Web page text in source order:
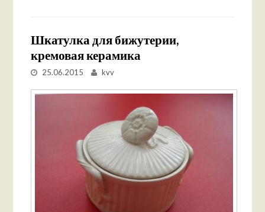
Шкатулка для бижутерии,
кремовая керамика
25.06.2015 kvv